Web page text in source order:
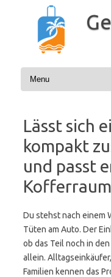
springen
Lässt sich
kompakt
und passt
Du stehst nach einem
Tüten am Auto. Der
ob das Teil noch in
allein.
Familien kennen das